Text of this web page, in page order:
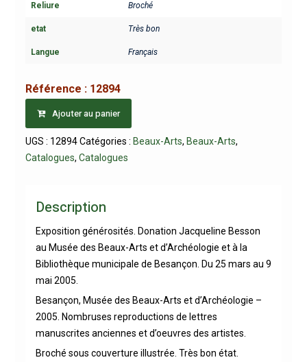
Reliure Broché
etat Très bon
Langue Français
Référence : 12894
Ajouter au panier
UGS : 12894 Catégories : Beaux-Arts, Beaux-Arts,
Catalogues, Catalogues
Description
Exposition générosités. Donation Jacqueline Besson
au Musée des Beaux-Arts et d’Archéologie et à la
Bibliothèque municipale de Besançon. Du 25 mars au 9
mai 2005.
Besançon, Musée des Beaux-Arts et d’Archéologie –
2005. Nombruses reproductions de lettres
manuscrites anciennes et d’oeuvres des artistes.
Broché sous couverture illustrée. Très bon état.